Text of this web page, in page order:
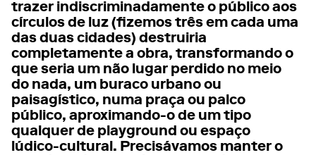
trazer indiscriminadamente o público aos
círculos de luz (fizemos três em cada uma
das duas cidades) destruiria
completamente a obra, transformando o
que seria um não lugar perdido no meio
do nada, um buraco urbano ou
paisagístico, numa praça ou palco
público, aproximando-o de um tipo
qualquer de playground ou espaço
lúdico-cultural. Precisávamos manter o